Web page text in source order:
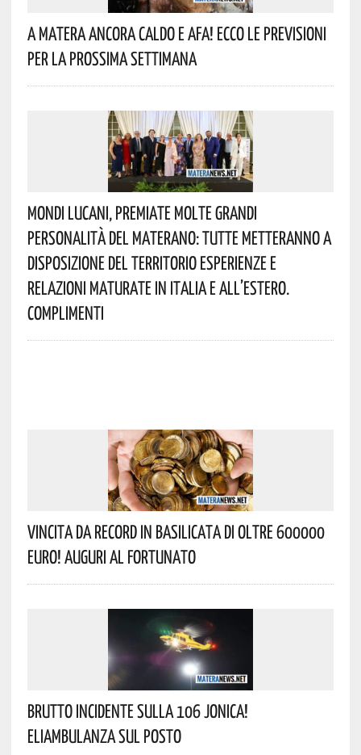
A Matera Ancora Caldo E Afa! Ecco Le Previsioni
Per La Prossima Settimana
Mondi Lucani, Premiate Molte Grandi
Personalità Del Materano: Tutte Metteranno A
Disposizione Del Territorio Esperienze E
Relazioni Maturate In Italia E All’estero.
Complimenti
Vincita Da Record In Basilicata Di Oltre 600000
Euro! Auguri Al Fortunato
Brutto Incidente Sulla 106 Jonica!
Eliambulanza Sul Posto